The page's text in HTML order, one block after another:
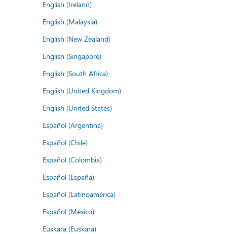
English (Ireland)
English (Malaysia)
English (New Zealand)
English (Singapore)
English (South Africa)
English (United Kingdom)
English (United States)
Español (Argentina)
Español (Chile)
Español (Colombia)
Español (España)
Español (Latinoamérica)
Español (México)
Euskara (Euskara)